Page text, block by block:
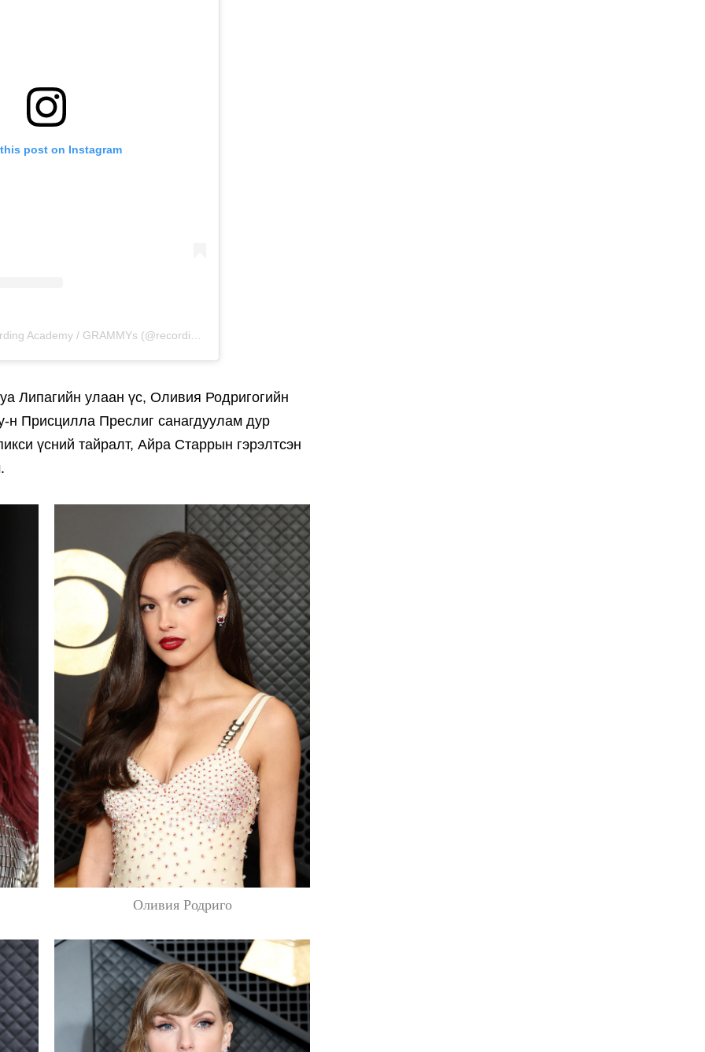
post on Instagram
Липагийн улаан үс, Оливия Родригогийн
н Присцилла Преслиг санагдуулам дур
үсний тайралт, Айра Старрын гэрэлтсэн
Оливия Родриго